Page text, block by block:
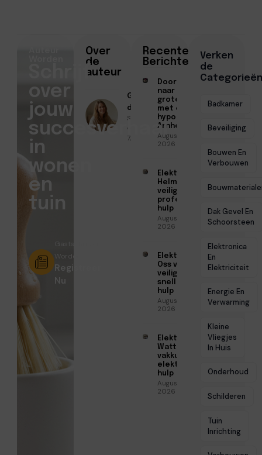
Over
de
auteur
Geschreven
door
Sofia Mendes
● November
7, 2025
Recente
Berichten
Doorstromen
naar een
groter huis
met een
hypotheek in
Arnhem
Augustus 7,
2026
Elektricien
Helmond voor
veilige en
professionele
hulp
Augustus 6,
2026
Elektricien
Oss voor
veilige en
snelle
hulp
Augustus 6,
2026
Elektricien
Watt voor
vakkundige
elektrische
hulp
Augustus 5,
2026
Verken
de
Categorieën
Badkamer
Beveiliging
Bouwen En
Verbouwen
Dak Gevel En
Schoorsteen
Elektronica
En
Elektriciteit
Energie En
Verwarming
Kleine
Vliegjes
In Huis
Onderhoud
Schilderen
Tuin
Inrichting
Schrijf
over
jouw
succesverhaal
in
wonen
en
tuin
Worden?
Registreer
Nu